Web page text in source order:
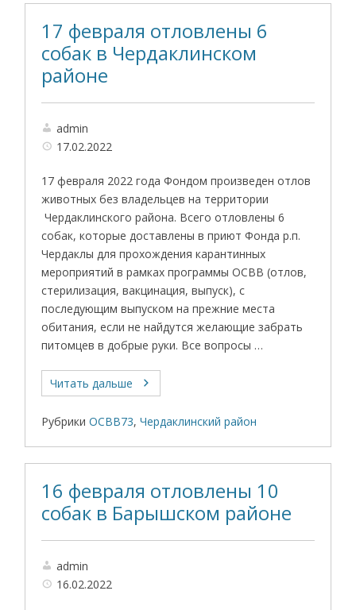
17 февраля отловлены 6
собак в Чердаклинском
районе
admin
17.02.2022
17 февраля 2022 года Фондом произведен отлов
животных без владельцев на территории
Чердаклинского района. Всего отловлены 6
собак, которые доставлены в приют Фонда р.п.
Чердаклы для прохождения карантинных
мероприятий в рамках программы ОСВВ (отлов,
стерилизация, вакцинация, выпуск), с
последующим выпуском на прежние места
обитания, если не найдутся желающие забрать
питомцев в добрые руки. Все вопросы …
Читать дальше
Рубрики ОСВВ73,Чердаклинский район
16 февраля отловлены 10
собак в Барышском районе
admin
16.02.2022